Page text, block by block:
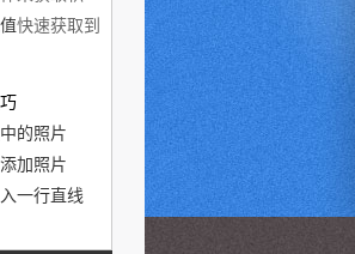
快速获取到
的照片
加照片
一行直线